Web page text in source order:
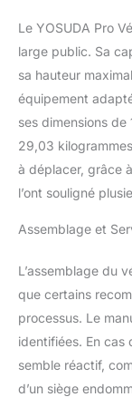
référence,
d'enfant.
résistance
qui le rend
efficacité
Le YOSUDA Pro
large public. Sa
sa hauteur
équipement
ses dimensions
29,03
à déplacer, grâce
l’ont souligné
Assemblage et
L’assemblage du
que certains
processus. Le
identifiées. En cas
semble réactif,
d’un siège